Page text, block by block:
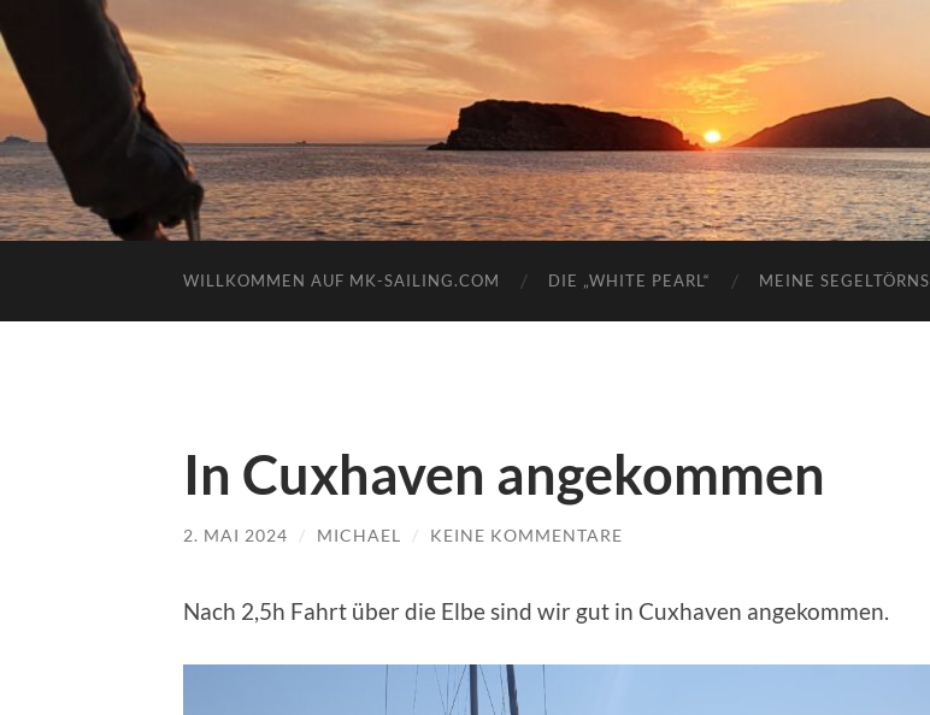
WILLKOMMEN AUF MK-SAILING.COM DIE „WHITE PEARL“ MEINE SEGELTÖRNS
In Cuxhaven angekommen
2. MAI 2024 / MICHAEL / KEINE KOMMENTARE
Nach 2,5h Fahrt über die Elbe sind wir gut in Cuxhaven angekommen.